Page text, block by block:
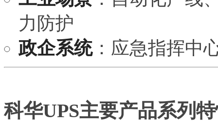
力防护
政企系统：应急指挥中
科华UPS主要产品系列